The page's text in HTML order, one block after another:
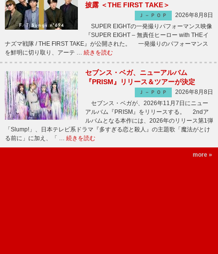
披露 ＜THE FIRST TAKE＞
Ｊ－ＰＯＰ
2026年8月8日
SUPER EIGHTの一発撮りパフォーマンス映像
『SUPER EIGHT – 無責任ヒーロー with THEイ
ナズマ戦隊 / THE FIRST TAKE』が公開された。 一発撮りのパフォーマンス
を鮮明に切り取り、アーテ … 続きを読む
セブンス・ベガ、ニューアルバム
『PRISM』リリース＆ツアーが決定
Ｊ－ＰＯＰ
2026年8月8日
セブンス・ベガが、2026年11月7日にニュー
アルバム『PRISM』をリリースする。 2ndア
ルバムとなる本作には、2026年のリリース第1弾
「Slump!」、日本テレビ系ドラマ『多すぎる恋と殺人』の主題歌「魔法がとけ
る前に」に加え、「 … 続きを読む
more »